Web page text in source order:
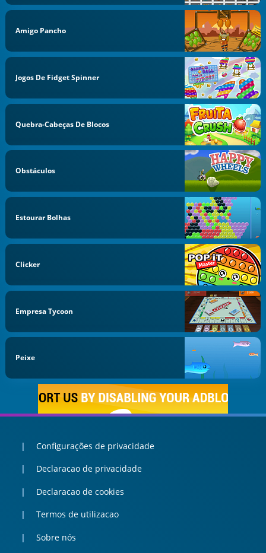
Amigo Pancho
Jogos De Fidget Spinner
Quebra-Cabeças De Blocos
Obstáculos
Estourar Bolhas
Clicker
Empresa Tycoon
Peixe
Configurações de privacidade
Declaracao de privacidade
Declaracao de cookies
Termos de utilizacao
Sobre nós